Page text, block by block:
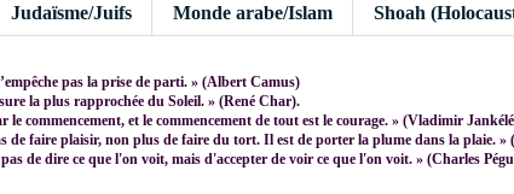
Judaïsme/Juifs Monde arabe/Islam Shoah
pas la prise de parti. » (Albert Camus)
la plus rapprochée du Soleil. » (René Char).
le commencement, et le commencement de tout est le courage. » (Vladimir
de faire plaisir, non plus de faire du tort. Il est de porter la plume dans la plaie.
de dire ce que l'on voit, mais d'accepter de voir ce que l'on voit. » (Charles